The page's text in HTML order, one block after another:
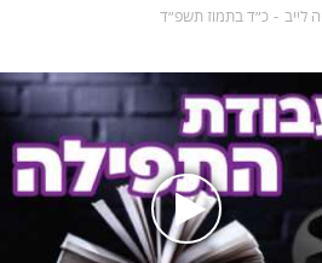
לייב כ״ד בתמוז תשפ״ד